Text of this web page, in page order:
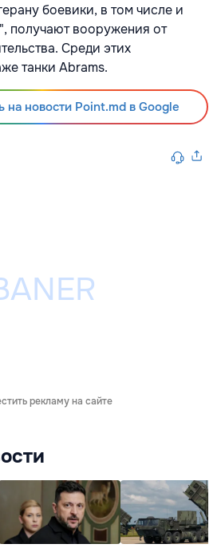
боевики, в том числе и
получают вооружения от
Среди этих
танки Abrams.
на новости Point.md в Google
рекламу на сайте